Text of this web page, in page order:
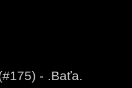
- .Baťa.